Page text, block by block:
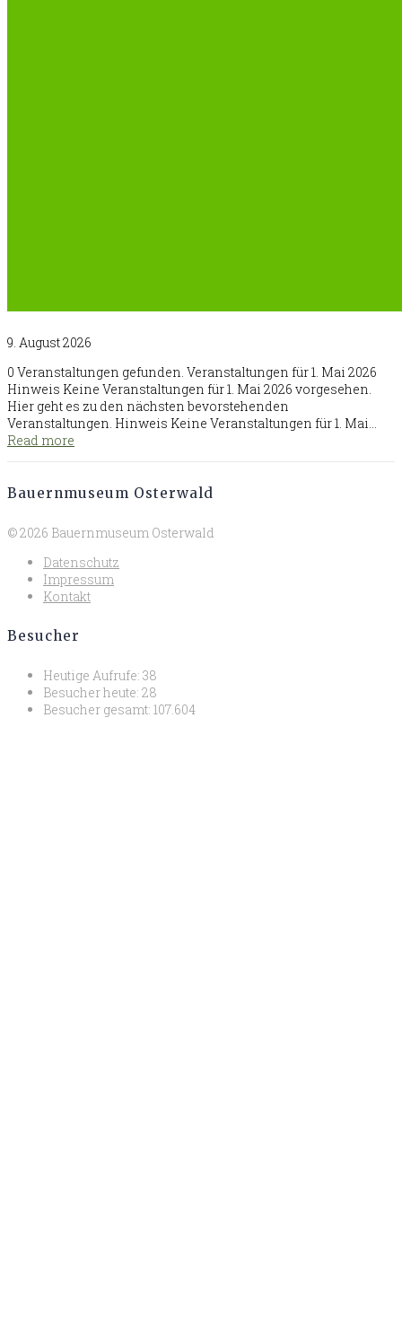
9. August 2026
0 Veranstaltungen gefunden. Veranstaltungen für 1. Mai 2026
Hinweis Keine Veranstaltungen für 1. Mai 2026 vorgesehen.
Hier geht es zu den nächsten bevorstehenden
Veranstaltungen. Hinweis Keine Veranstaltungen für 1. Mai…
Read more
Bauernmuseum Osterwald
© 2026 Bauernmuseum Osterwald
Datenschutz
Impressum
Kontakt
Besucher
Heutige Aufrufe: 38
Besucher heute: 28
Besucher gesamt: 107.604